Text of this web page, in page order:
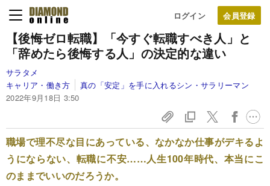
ログイン
【後悔ゼロ転職】
「今すぐ転職すべき人」と
「辞めたら後悔する人」の決定的な違い
サラタメ
キャリア・働き方
真の「安定」を手に入れるシン・サラリーマン
2022年9月18日 3:50
職場で理不尽な目にあっている、なかなか仕事がデキるよ
うにならない、転職に不安……人生100年時代、本当にこ
のままでいいのだろうか。